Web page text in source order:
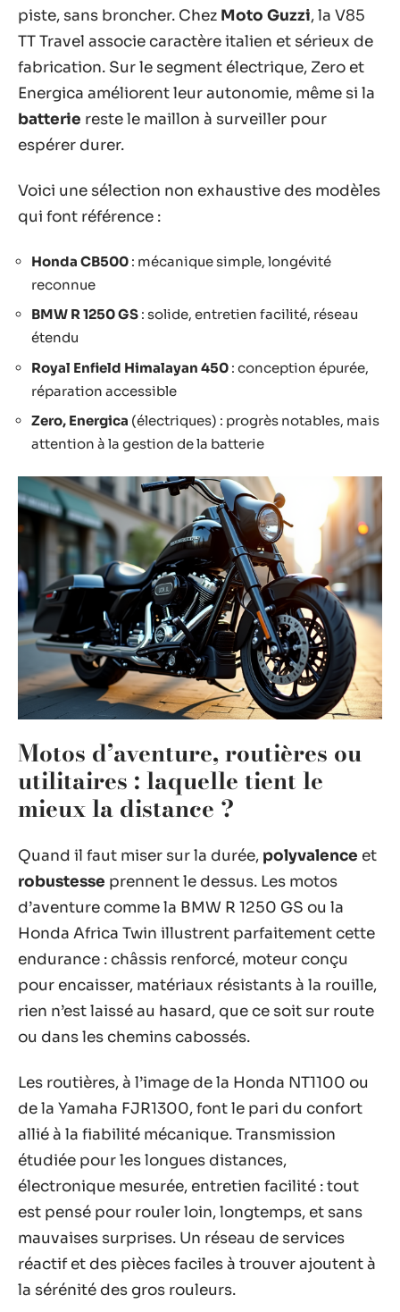
piste, sans broncher. Chez Moto Guzzi, la V85
TT Travel associe caractère italien et sérieux de
fabrication. Sur le segment électrique, Zero et
Energica améliorent leur autonomie, même si la
batterie reste le maillon à surveiller pour
espérer durer.
Voici une sélection non exhaustive des modèles
qui font référence :
Honda CB500 : mécanique simple, longévité
reconnue
BMW R 1250 GS : solide, entretien facilité, réseau
étendu
Royal Enfield Himalayan 450 : conception épurée,
réparation accessible
Zero, Energica (électriques) : progrès notables, mais
attention à la gestion de la batterie
Motos d’aventure, routières ou
utilitaires : laquelle tient le
mieux la distance ?
Quand il faut miser sur la durée, polyvalence et
robustesse prennent le dessus. Les motos
d’aventure comme la BMW R 1250 GS ou la
Honda Africa Twin illustrent parfaitement cette
endurance : châssis renforcé, moteur conçu
pour encaisser, matériaux résistants à la rouille,
rien n’est laissé au hasard, que ce soit sur route
ou dans les chemins cabossés.
Les routières, à l’image de la Honda NT1100 ou
de la Yamaha FJR1300, font le pari du confort
allié à la fiabilité mécanique. Transmission
étudiée pour les longues distances,
électronique mesurée, entretien facilité : tout
est pensé pour rouler loin, longtemps, et sans
mauvaises surprises. Un réseau de services
réactif et des pièces faciles à trouver ajoutent à
la sérénité des gros rouleurs.